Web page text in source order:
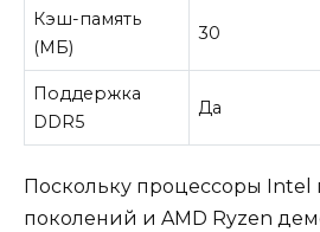
Кэш-память
(МБ)
30
Поддержка
DDR5
Да
Поскольку процессоры Intel
поколений и AMD Ryzen